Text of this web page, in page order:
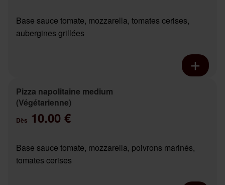
Base sauce tomate, mozzarella, tomates cerises,
aubergines grillées
Pizza napolitaine medium
(Végétarienne)
Dès 10.00 €
Base sauce tomate, mozzarella, poivrons marinés,
tomates cerises